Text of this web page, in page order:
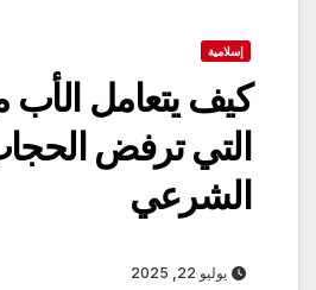
إسلامية
كيف يتعامل الأب
التي ترفض
الشرعي
يوليو 22, 2025